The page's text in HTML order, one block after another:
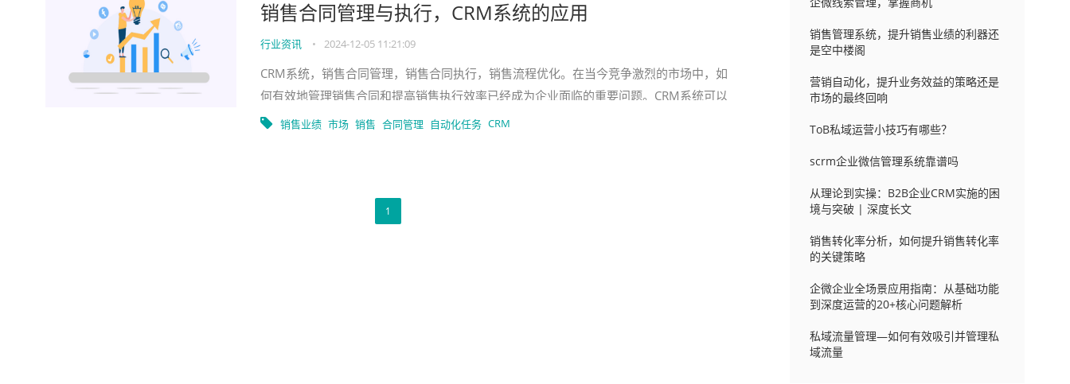
销售合同管理与执行，CRM系统的应用
行业资讯 • 2024-12-05 11:21:09
CRM系统，销售合同管理，销售合同执行，销售流程优化。在当今竞争激烈的市场中，如
何有效地管理销售合同和提高销售执行效率已经成为企业面临的重要问题。CRM系统可以
提供全面、自动化和可跟踪的销售合同管理工
销售业绩 市场 销售 合同管理 自动化任务 CRM
1
销售管理系统，提升销售业绩的利器还
是空中楼阁
营销自动化，提升业务效益的策略还是
市场的最终回响
ToB私域运营小技巧有哪些？
scrm企业微信管理系统靠谱吗
从理论到实操：B2B企业CRM实施的困
境与突破 | 深度长文
销售转化率分析，如何提升销售转化率
的关键策略
企微企业全场景应用指南：从基础功能
到深度运营的20+核心问题解析
私域流量管理—如何有效吸引并管理私
域流量